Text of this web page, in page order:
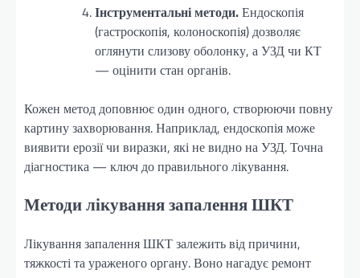
Інструментальні методи.Ендоскопія
(гастроскопія, колоноскопія) дозволяє
оглянути слизову оболонку, а УЗД чи КТ
— оцінити стан органів.
Кожен метод доповнює один одного, створюючи повну
картину захворювання. Наприклад, ендоскопія може
виявити ерозії чи виразки, які не видно на УЗД. Точна
діагностика — ключ до правильного лікування.
Методи лікування запалення ШКТ
Лікування запалення ШКТ залежить від причини,
тяжкості та ураженого органу. Воно нагадує ремонт